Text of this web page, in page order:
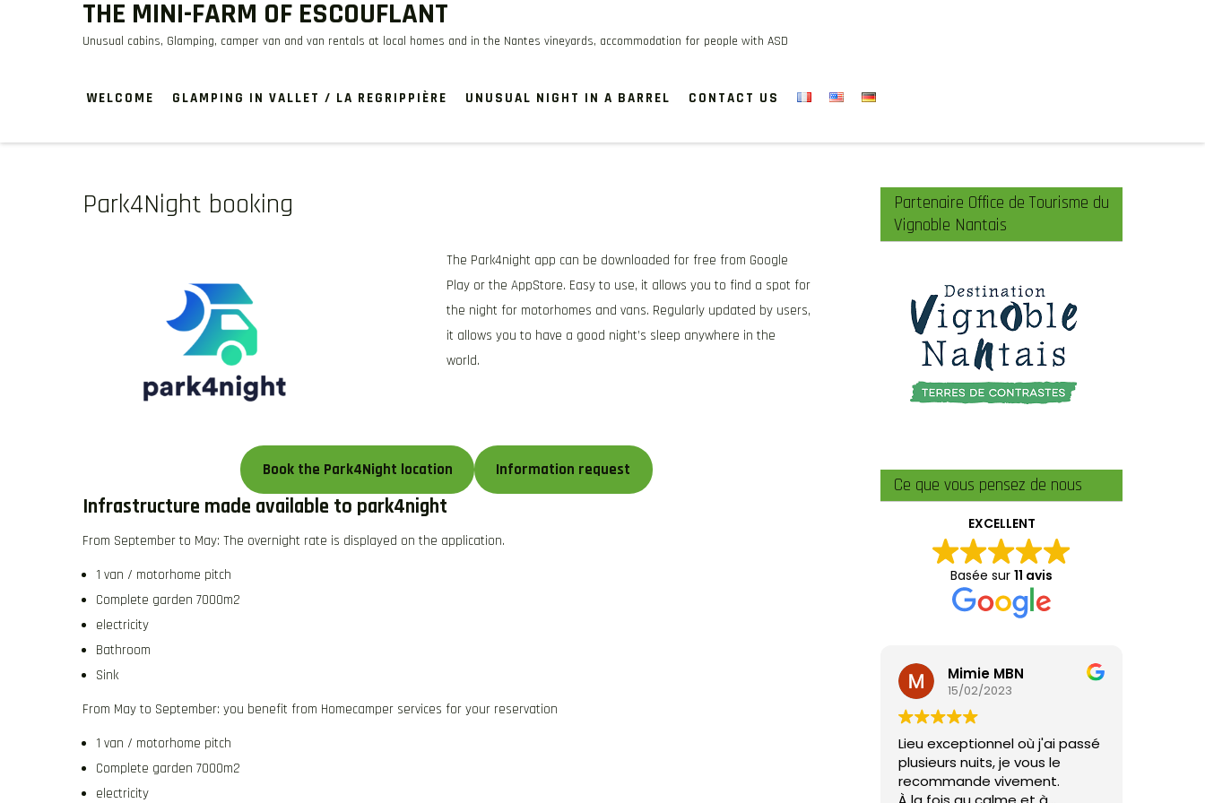
THE MINI-FARM OF ESCOUFLANT
Unusual cabins, Glamping, camper van and van rentals at local homes and in the Nantes vineyards, accommodation for people with ASD
WELCOME GLAMPING IN VALLET / LA REGRIPPIÈRE UNUSUAL NIGHT IN A BARREL CONTACT US
Park4Night booking
The Park4night app can be downloaded for free from Google
Play or the AppStore. Easy to use, it allows you to find a spot for
the night for motorhomes and vans. Regularly updated by users,
it allows you to have a good night’s sleep anywhere in the
world.
Book the Park4Night location Information request
Infrastructure made available to park4night
From September to May: The overnight rate is displayed on the application.
1 van / motorhome pitch
Complete garden 7000m2
electricity
Bathroom
Sink
From May to September: you benefit from Homecamper services for your reservation
1 van / motorhome pitch
Complete garden 7000m2
electricity
Partenaire Office de Tourisme du
Vignoble Nantais
Ce que vous pensez de nous
EXCELLENT
Basée sur 11 avis
Mimie MBN
15/02/2023
Lieu exceptionnel où j'ai passé
plusieurs nuits, je vous le
recommande vivement.